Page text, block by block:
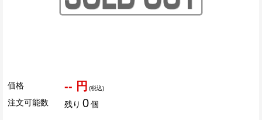
価格 -- 円 (税込)
注文可能数 残り 0個